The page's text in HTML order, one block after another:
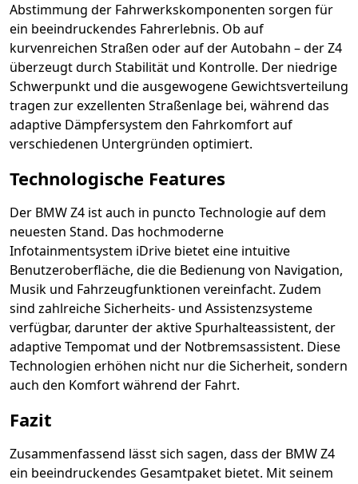
Abstimmung der Fahrwerkskomponenten sorgen für
ein beeindruckendes Fahrerlebnis. Ob auf
kurvenreichen Straßen oder auf der Autobahn – der Z4
überzeugt durch Stabilität und Kontrolle. Der niedrige
Schwerpunkt und die ausgewogene Gewichtsverteilung
tragen zur exzellenten Straßenlage bei, während das
adaptive Dämpfersystem den Fahrkomfort auf
verschiedenen Untergründen optimiert.
Technologische Features
Der BMW Z4 ist auch in puncto Technologie auf dem
neuesten Stand. Das hochmoderne
Infotainmentsystem iDrive bietet eine intuitive
Benutzeroberfläche, die die Bedienung von Navigation,
Musik und Fahrzeugfunktionen vereinfacht. Zudem
sind zahlreiche Sicherheits- und Assistenzsysteme
verfügbar, darunter der aktive Spurhalteassistent, der
adaptive Tempomat und der Notbremsassistent. Diese
Technologien erhöhen nicht nur die Sicherheit, sondern
auch den Komfort während der Fahrt.
Fazit
Zusammenfassend lässt sich sagen, dass der BMW Z4
ein beeindruckendes Gesamtpaket bietet. Mit seinem